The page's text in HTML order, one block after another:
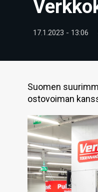
17.1.2023 - 13:06
Suomen
ostovoiman